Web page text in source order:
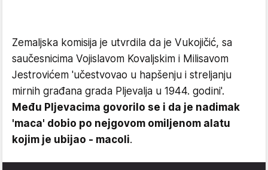
Zemaljska komisija je utvrdila da je Vukojičić, sa
saučesnicima Vojislavom Kovaljskim i Milisavom
Jestrovićem 'učestvovao u hapšenju i streljanju
mirnih građana grada Pljevalja u 1944. godini'.
Među Pljevacima govorilo se i da je nadimak
'maca' dobio po nejgovom omiljenom alatu
kojim je ubijao - macoli.